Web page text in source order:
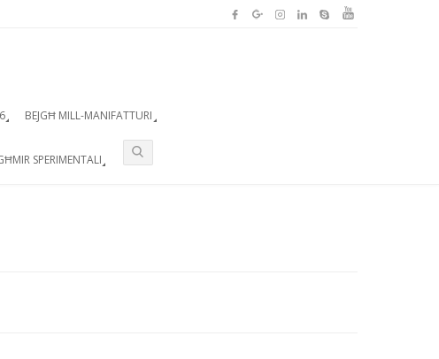
BEJGĦ MILL-MANIFATTURI
SPERIMENTALI